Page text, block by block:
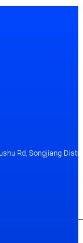
Rd, Songjiang